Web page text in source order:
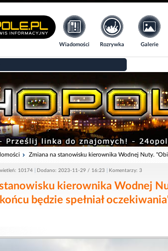
Wiadomości Rozrywka Galerie
Zmiana na stanowisku kierownika Wodnej Nuty.
10174 Dodano: 2023-11-29 / 16:23 Komentarzy: 3
kierownika Wodnej
będzie spełniał